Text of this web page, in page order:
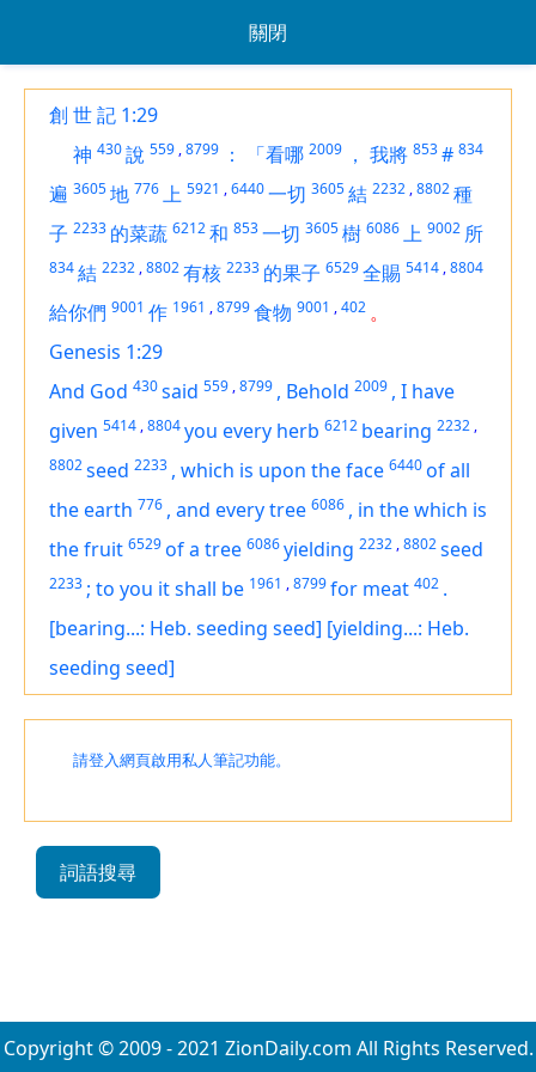
關閉
創 世 記 1:29
神 430說 559 ,8799 ： 「看哪 2009 ， 我將 853# 834
遍 3605地 776上 5921 ,6440一切 3605結 2232 ,8802種
子 2233 的菜蔬 6212和 853一切 3605樹 6086上 9002 所
834結 2232 ,8802有核 2233 的果子 6529全賜 5414 ,8804
給你們 9001 作 1961 ,8799食物 9001 ,402 。
Genesis 1:29
And God 430said 559 ,8799 , Behold 2009 , I have
given 5414 ,8804you every herb 6212 bearing 2232 ,
8802seed 2233 , which is upon the face 6440of all
the earth 776 , and every tree 6086 , in the which is
the fruit 6529of a tree 6086yielding 2232 ,8802seed
2233 ; to you it shall be 1961 ,8799for meat 402 .
[bearing...: Heb. seeding seed] [yielding...: Heb.
seeding seed]
請登入網頁啟用私人筆記功能。
詞語搜尋
Copyright © 2009 - 2021 ZionDaily.com All Rights Reserved.